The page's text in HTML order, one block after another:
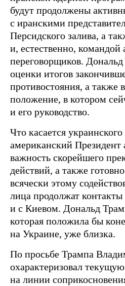
будут продолжены
с иранскими
Персидского залива, а
и, естественно, командой
переговорщиков.
оценки итогов
противостояния, а также
положение, в котором
и его руководство.
Что касается
американский Президент
важность скорейшего
действий, а также
всячески этому
лица продолжат
и с Киевом. Дональд
которая положила бы
на Украине, уже близка.
По просьбе Трампа
охарактеризовал
на линии